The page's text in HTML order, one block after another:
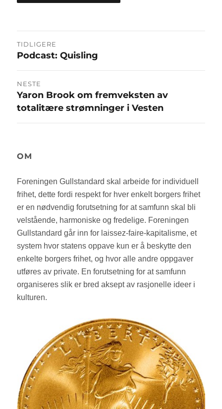
Innleggsnavigasjon
TIDLIGERE
Forrige
innlegg:
Podcast: Quisling
NESTE
Neste
innlegg:
Yaron Brook om fremveksten av
totalitære strømninger i Vesten
OM
Foreningen Gullstandard skal arbeide for individuell
frihet, dette fordi respekt for hver enkelt borgers frihet
er en nødvendig forutsetning for at samfunn skal bli
velstående, harmoniske og fredelige. Foreningen
Gullstandard går inn for laissez-faire-kapitalisme, et
system hvor statens oppave kun er å beskytte den
enkelte borgers frihet, og hvor alle andre oppgaver
utføres av private. En forutsetning for at samfunn
organiseres slik er bred aksept av rasjonelle ideer i
kulturen.